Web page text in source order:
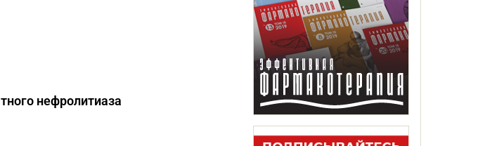
нефролитиаза